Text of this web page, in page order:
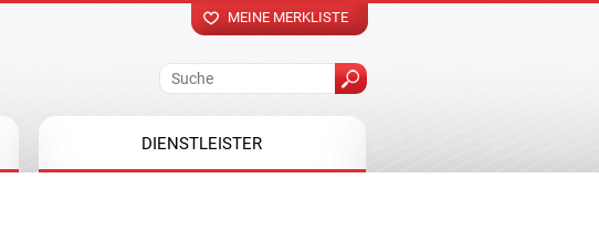
MEINE MERKLISTE
DIENSTLEISTER